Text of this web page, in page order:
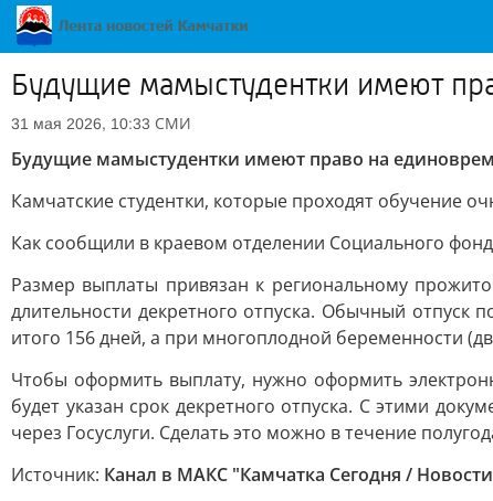
Будущие мамыстудентки имеют
31 мая 2026, 10:33 СМИ
Будущие мамыстудентки имеют право на
Камчатские студентки, которые проходят обучение
Как сообщили в краевом отделении Социального
Размер выплаты привязан к региональному
длительности декретного отпуска. Обычный
итого 156 дней, а при многоплодной беременности
Чтобы оформить выплату, нужно оформить
будет указан срок декретного отпуска. С этими
через Госуслуги. Сделать это можно в течение
Источник: Канал в МАКС "Камчатка Сегодня /